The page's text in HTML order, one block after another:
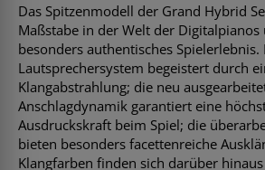
Das Spitzenmodell der Grand Hybrid
Maßstabe in der Welt der
besonders authentisches Spielerlebnis.
Lautsprechersystem begeistert durch
Klangabstrahlung; die neu
Anschlagdynamik garantiert eine
Ausdruckskraft beim Spiel; die
bieten besonders facettenreiche
Klangfarben finden sich darüber